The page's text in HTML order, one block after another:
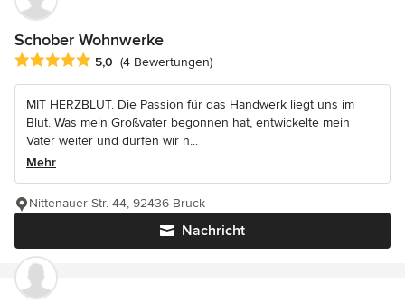
Schober Wohnwerke
Durchschnittliche Bewertung: 5 von 5 Sternen
5,0 (4 Bewertungen)
MIT HERZBLUT. Die Passion für das Handwerk liegt uns im
Blut. Was mein Großvater begonnen hat, entwickelte mein
Vater weiter und dürfen wir h...
Mehr
Nachricht
Nittenauer Str. 44, 92436 Bruck